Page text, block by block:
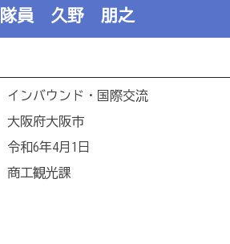
隊員 久野 朋之
バウンド・国際交流
阪府大阪市
和6年4月1日
工観光課